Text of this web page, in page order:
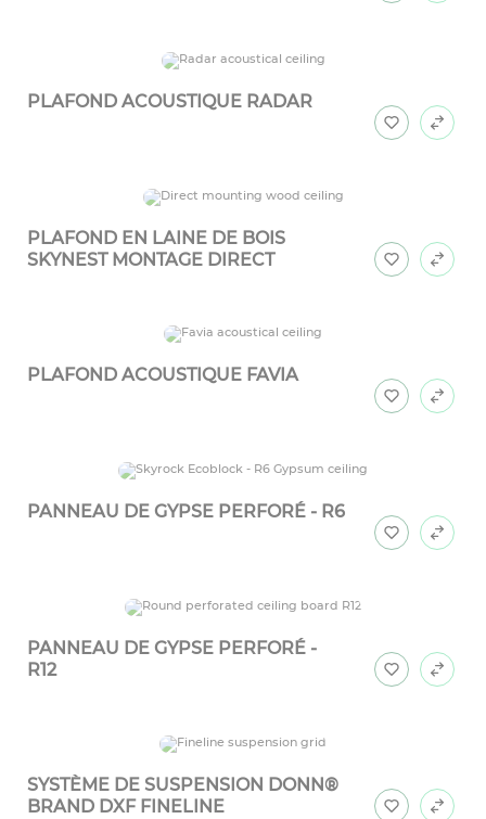
PLAFOND ACOUSTIQUE RADAR
PLAFOND EN LAINE DE BOIS
SKYNEST MONTAGE DIRECT
PLAFOND ACOUSTIQUE FAVIA
PANNEAU DE GYPSE PERFORÉ - R6
PANNEAU DE GYPSE PERFORÉ -
R12
SYSTÈME DE SUSPENSION DONN®
BRAND DXF FINELINE